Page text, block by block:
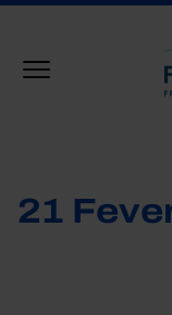
21